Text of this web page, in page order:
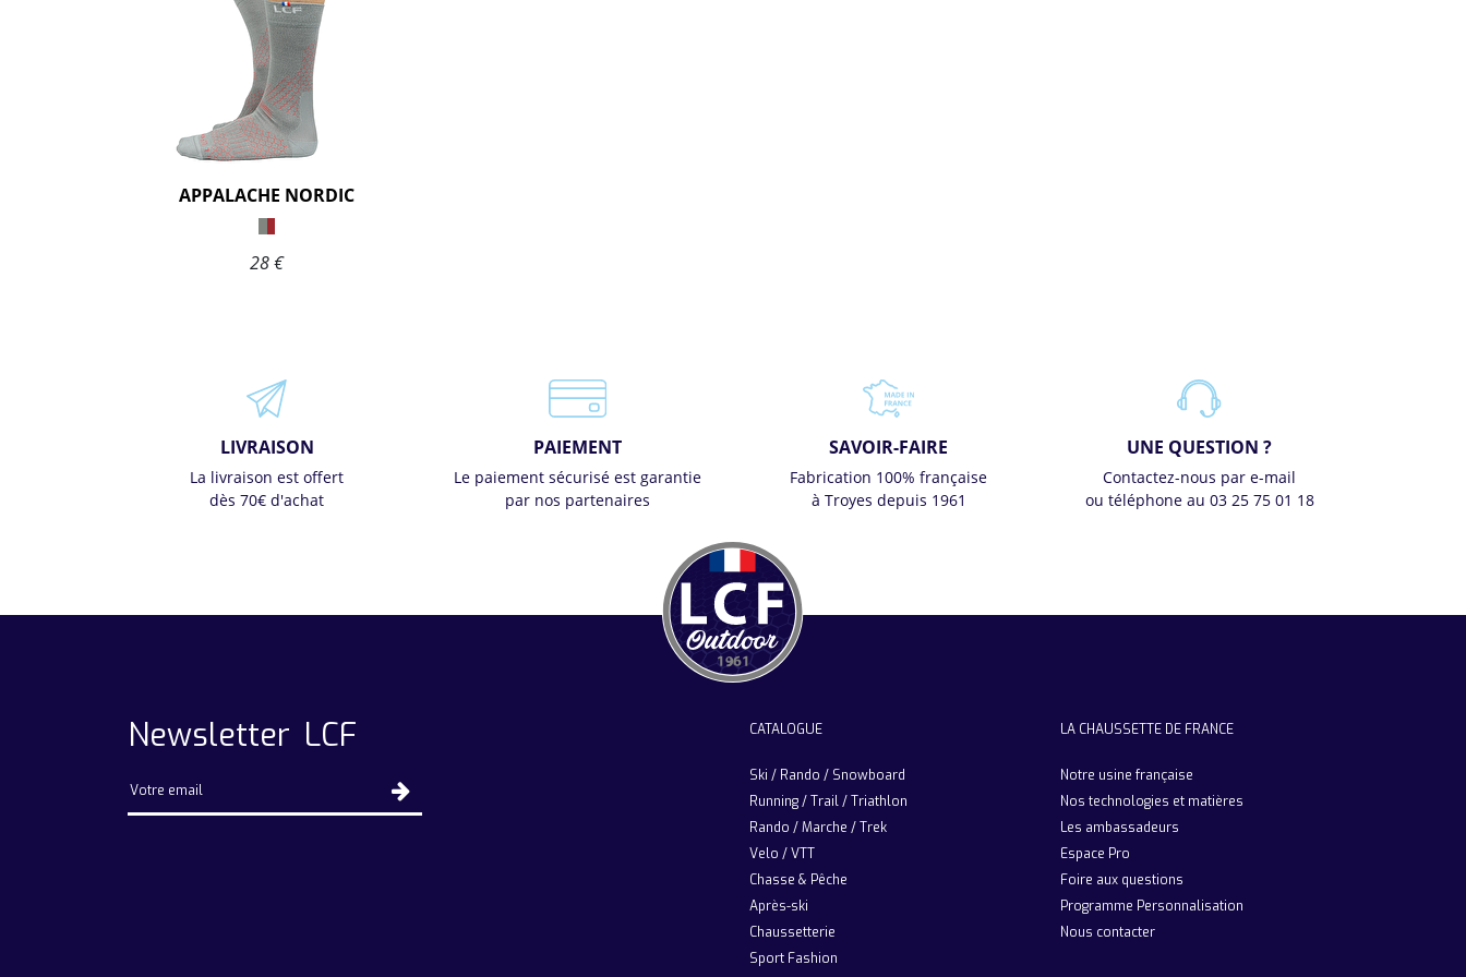
APPALACHE NORDIC
28 €
LIVRAISON
La livraison est offert
dès 70€ d'achat
PAIEMENT
Le paiement sécurisé est garantie
par nos partenaires
SAVOIR-FAIRE
Fabrication 100% française
à Troyes depuis 1961
UNE QUESTION ?
Contactez-nous par e-mail
ou téléphone au 03 25 75 01 18
Newsletter LCF CATALOGUE
Ski / Rando / Snowboard
Running / Trail / Triathlon
Rando / Marche / Trek
Velo / VTT
Chasse & Pêche
Après-ski
Chaussetterie
Sport Fashion
LA CHAUSSETTE DE FRANCE
Notre usine française
Nos technologies et matières
Les ambassadeurs
Espace Pro
Foire aux questions
Programme Personnalisation
Nous contacter